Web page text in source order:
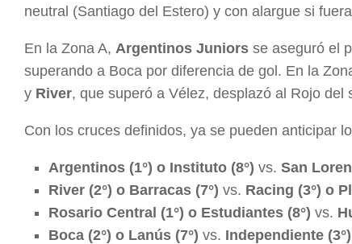
neutral (Santiago del Estero) y con alargue si
En la Zona A, Argentinos Juniors se aseguró el
superando a Boca por diferencia de gol. En la
y River, que superó a Vélez, desplazó al Rojo del
Con los cruces definidos, ya se pueden anticipar
Argentinos (1°) o Instituto (8°) vs. San
River (2°) o Barracas (7°) vs. Racing (3°) o
Rosario Central (1°) o Estudiantes (8°) vs.
Boca (2°) o Lanús (7°) vs. Independiente